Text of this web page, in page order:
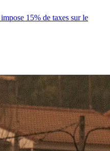
15% de taxes sur le